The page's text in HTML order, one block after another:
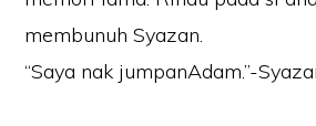
membunuh Syazan.
“Saya nak jumpanAdam.”-